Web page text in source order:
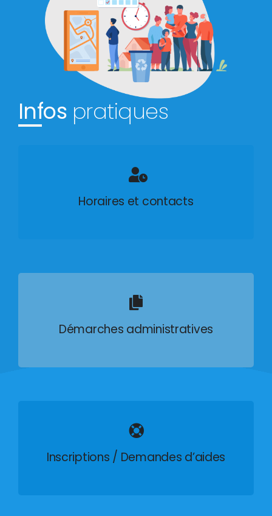
Infos pratiques
Horaires et contacts
Démarches administratives
Inscriptions / Demandes d’aides